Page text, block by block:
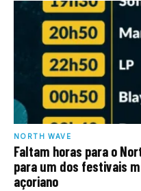
NORTH WAVE
Faltam horas para o
para um dos festivais
açoriano